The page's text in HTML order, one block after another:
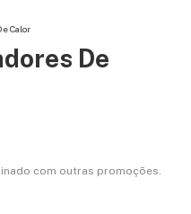
Calor
De
com outras promoções.